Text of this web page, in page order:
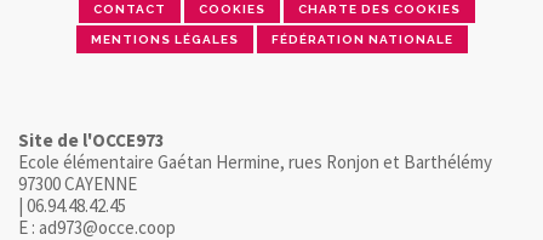
CONTACT COOKIES CHARTE DES COOKIES
MENTIONS LÉGALES FÉDÉRATION NATIONALE
Site de l'OCCE973
Ecole élémentaire Gaétan Hermine, rues Ronjon et Barthélémy
97300 CAYENNE
| 06.94.48.42.45
E : ad973@occe.coop